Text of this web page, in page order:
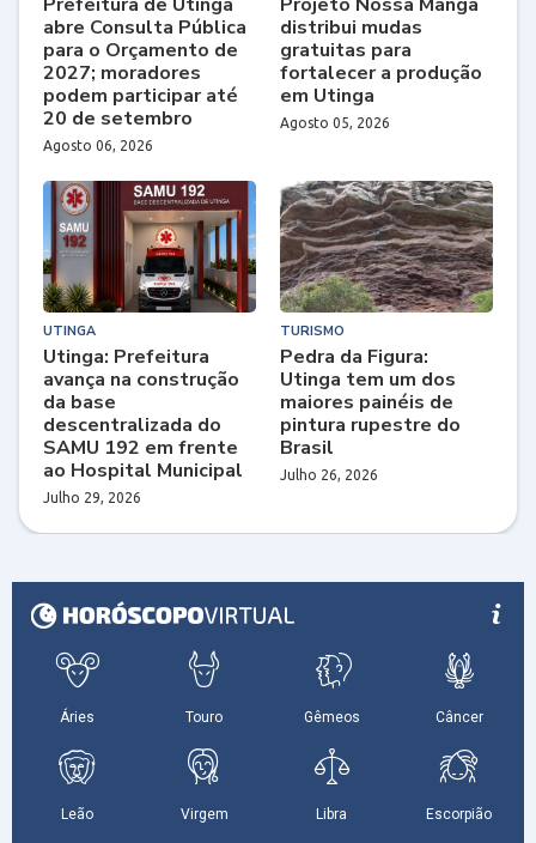
abre Consulta Pública
para o Orçamento de
2027; moradores
podem participar até
20 de setembro
Agosto 06, 2026
distribui mudas
gratuitas para
fortalecer a produção
em Utinga
Agosto 05, 2026
UTINGA
Utinga: Prefeitura
avança na construção
da base
descentralizada do
SAMU 192 em frente
ao Hospital Municipal
Julho 29, 2026
TURISMO
Pedra da Figura:
Utinga tem um dos
maiores painéis de
pintura rupestre do
Brasil
Julho 26, 2026